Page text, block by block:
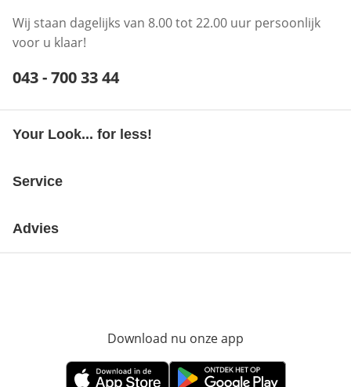
Wij staan dagelijks van 8.00 tot 22.00 uur persoonlijk
voor u klaar!
Telefoonnummer:
043 - 700 33 44
Your Look... for less!
Service
Advies
Download nu onze app